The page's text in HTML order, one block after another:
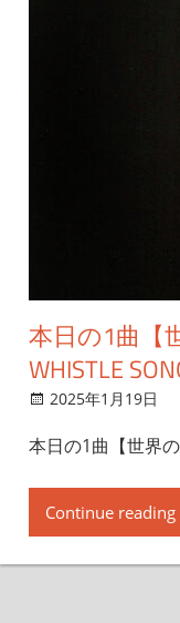
本日の1曲【
WHISTLE
2025年1月19日
本日の1曲【世界
Continue reading